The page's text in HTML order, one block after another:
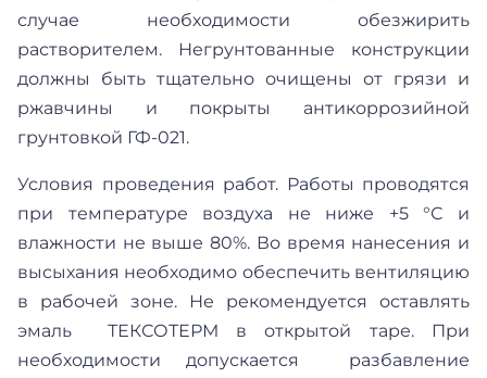
случае необходимости обезжирить
растворителем. Негрунтованные конструкции
должны быть тщательно очищены от грязи и
ржавчины и покрыты антикоррозийной
грунтовкой ГФ-021.
Условия проведения работ. Работы проводятся
при температуре воздуха не ниже +5 °С и
влажности не выше 80%. Во время нанесения и
высыхания необходимо обеспечить вентиляцию
в рабочей зоне. Не рекомендуется оставлять
эмаль ТЕКСОТЕРМ в открытой таре. При
необходимости допускается разбавление